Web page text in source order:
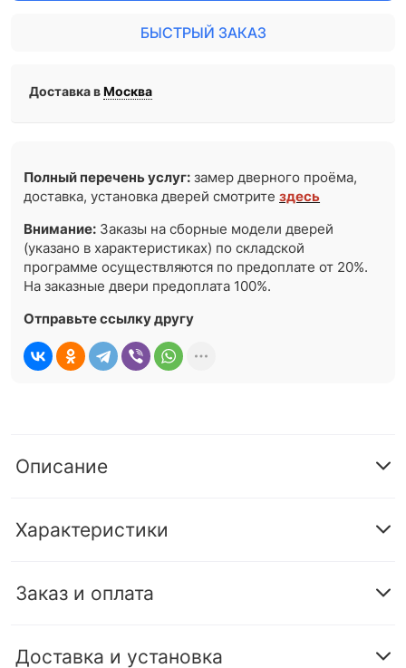
БЫСТРЫЙ ЗАКАЗ
Доставка вМосква
Полный перечень услуг: замер дверного проёма,
доставка, установка дверей смотритездесь
Внимание: Заказы на сборные модели дверей
(указано в характеристиках) по складской
программе осуществляются по предоплате от 20%.
На заказные двери предоплата 100%.
Отправьте ссылку другу
Описание
Характеристики
Заказ и оплата
Доставка и установка